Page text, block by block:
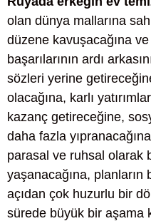
olan dünya mallarına
düzene kavuşacağına
başarılarının ardı
sözleri yerine
olacağına, karlı
kazanç getireceğine,
daha fazla
parasal ve ruhsal olarak
yaşanacağına,
açıdan çok huzurlu bir
sürede büyük bir aşama